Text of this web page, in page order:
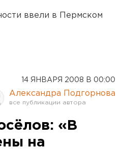
ввели в Пермском
14 ЯНВАРЯ 2008 В 00:00
Александра Подгорнова
«В
на